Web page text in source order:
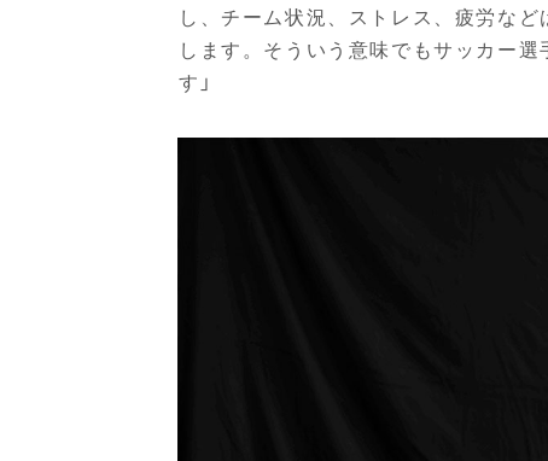
し、チーム状況、ストレス、疲労な
します。そういう意味でもサッカー
す」